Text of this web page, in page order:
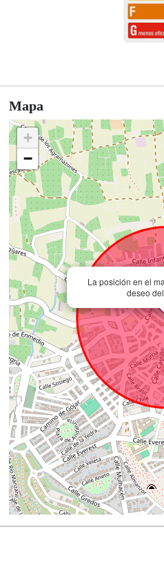
Mapa
La posición en el
deseo
+
−